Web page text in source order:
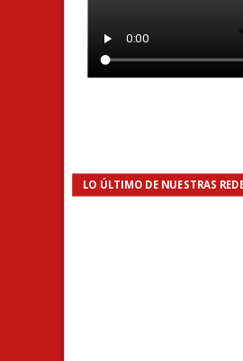
LO ÚLTIMO DE NUESTRAS